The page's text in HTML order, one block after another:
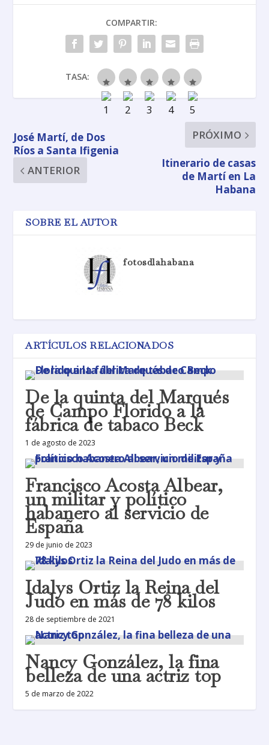
COMPARTIR:
TASA:
José Martí, de Dos
Ríos a Santa Ifigenia
ANTERIOR
PRÓXIMO
Itinerario de casas
de Martí en La
Habana
SOBRE EL AUTOR
fotosdlahabana
ARTÍCULOS RELACIONADOS
De la quinta del Marqués
de Campo Florido a la
fábrica de tabaco Beck
1 de agosto de 2023
Francisco Acosta Albear,
un militar y político
habanero al servicio de
España
29 de junio de 2023
Idalys Ortiz la Reina del
Judo en más de 78 kilos
28 de septiembre de 2021
Nancy González, la fina
belleza de una actriz top
5 de marzo de 2022